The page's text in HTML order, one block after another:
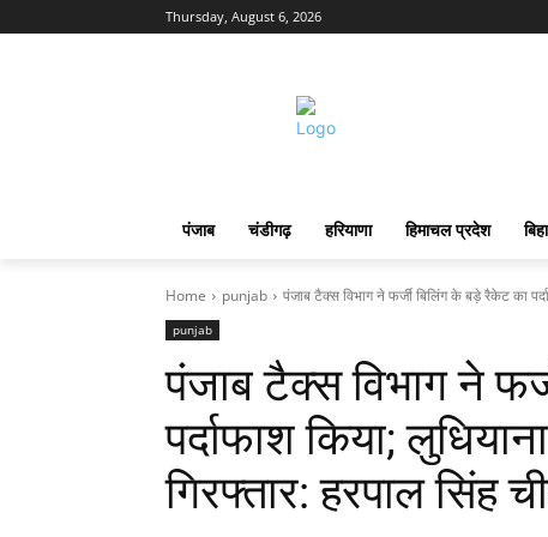
Thursday, August 6, 2026
पंजाब चंडीगढ़ हरियाणा हिमाचल प्रदेश
Home punjab पंजाब टैक्स विभाग ने फर्जी बिलिंग के बड़े रैकेट का
punjab
पंजाब टैक्स विभाग ने
पर्दाफाश किया;
गिरफ्तार: हरपाल सिंह